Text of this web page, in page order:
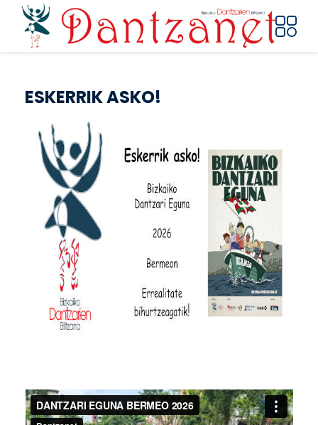
Pasar al contenido principal
ESKERRIK ASKO!